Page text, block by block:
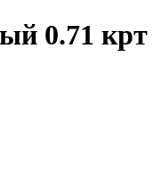
0.71 крт